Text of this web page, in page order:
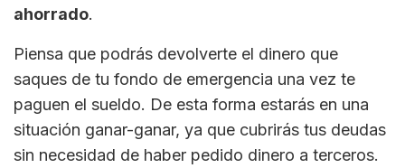
ahorrado.
Piensa que podrás devolverte el dinero que
saques de tu fondo de emergencia una vez te
paguen el sueldo. De esta forma estarás en una
situación ganar-ganar, ya que cubrirás tus deudas
sin necesidad de haber pedido dinero a terceros.